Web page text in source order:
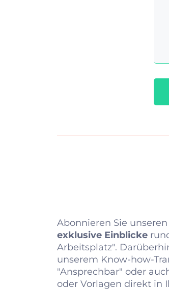
Abonnieren Sie
exklusive Einblicke
Arbeitsplatz".
unserem Know-how-
"Ansprechbar" oder
oder Vorlagen direkt in